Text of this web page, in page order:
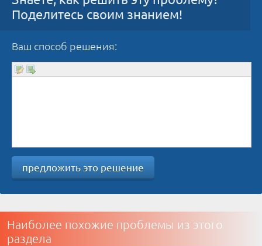
Поделитесь своим знанием!
Ваш способ решения:
предложить это решение
Наиболее похожие проблемы из этого
раздела